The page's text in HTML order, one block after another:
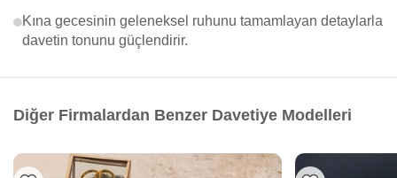
Kına gecesinin geleneksel ruhunu tamamlayan detaylarla
davetin tonunu güçlendirir.
Diğer Firmalardan Benzer Davetiye Modelleri